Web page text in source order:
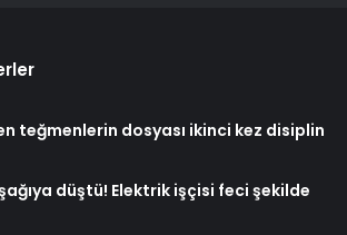
teğmenlerin dosyası ikinci kez disiplin
düştü! Elektrik işçisi feci şekilde